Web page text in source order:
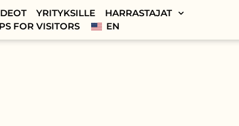
YRITYKSILLE
HARRASTAJAT
FOR VISITORS
EN